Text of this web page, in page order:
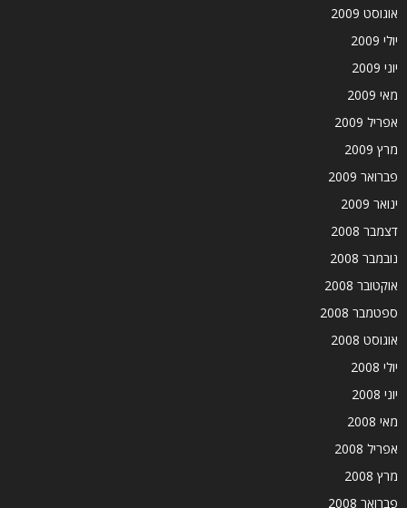
אוגוסט 2009
יולי 2009
יוני 2009
מאי 2009
אפריל 2009
מרץ 2009
פברואר 2009
ינואר 2009
דצמבר 2008
נובמבר 2008
אוקטובר 2008
ספטמבר 2008
אוגוסט 2008
יולי 2008
יוני 2008
מאי 2008
אפריל 2008
מרץ 2008
פברואר 2008